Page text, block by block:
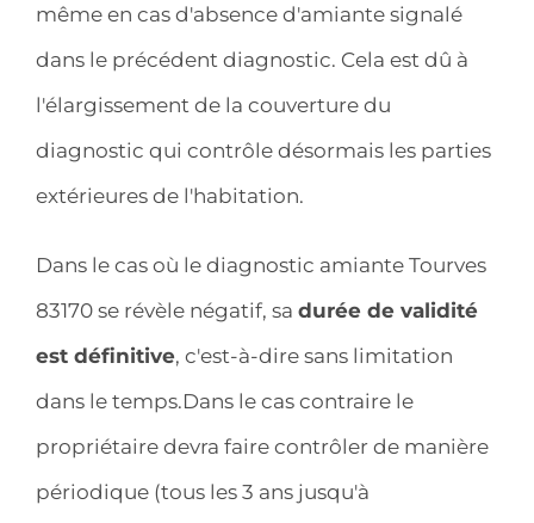
même en cas d'absence d'amiante signalé
dans le précédent diagnostic. Cela est dû à
l'élargissement de la couverture du
diagnostic qui contrôle désormais les parties
extérieures de l'habitation.
Dans le cas où le diagnostic amiante Tourves
83170 se révèle négatif, sa durée de validité
est définitive, c'est-à-dire sans limitation
dans le temps.Dans le cas contraire le
propriétaire devra faire contrôler de manière
périodique (tous les 3 ans jusqu'à